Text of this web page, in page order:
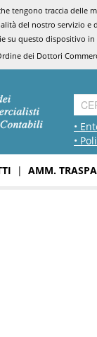
tengono traccia
del nostro servizio e
su questo dispositivo
dei Dottori
•
•
| AMM.